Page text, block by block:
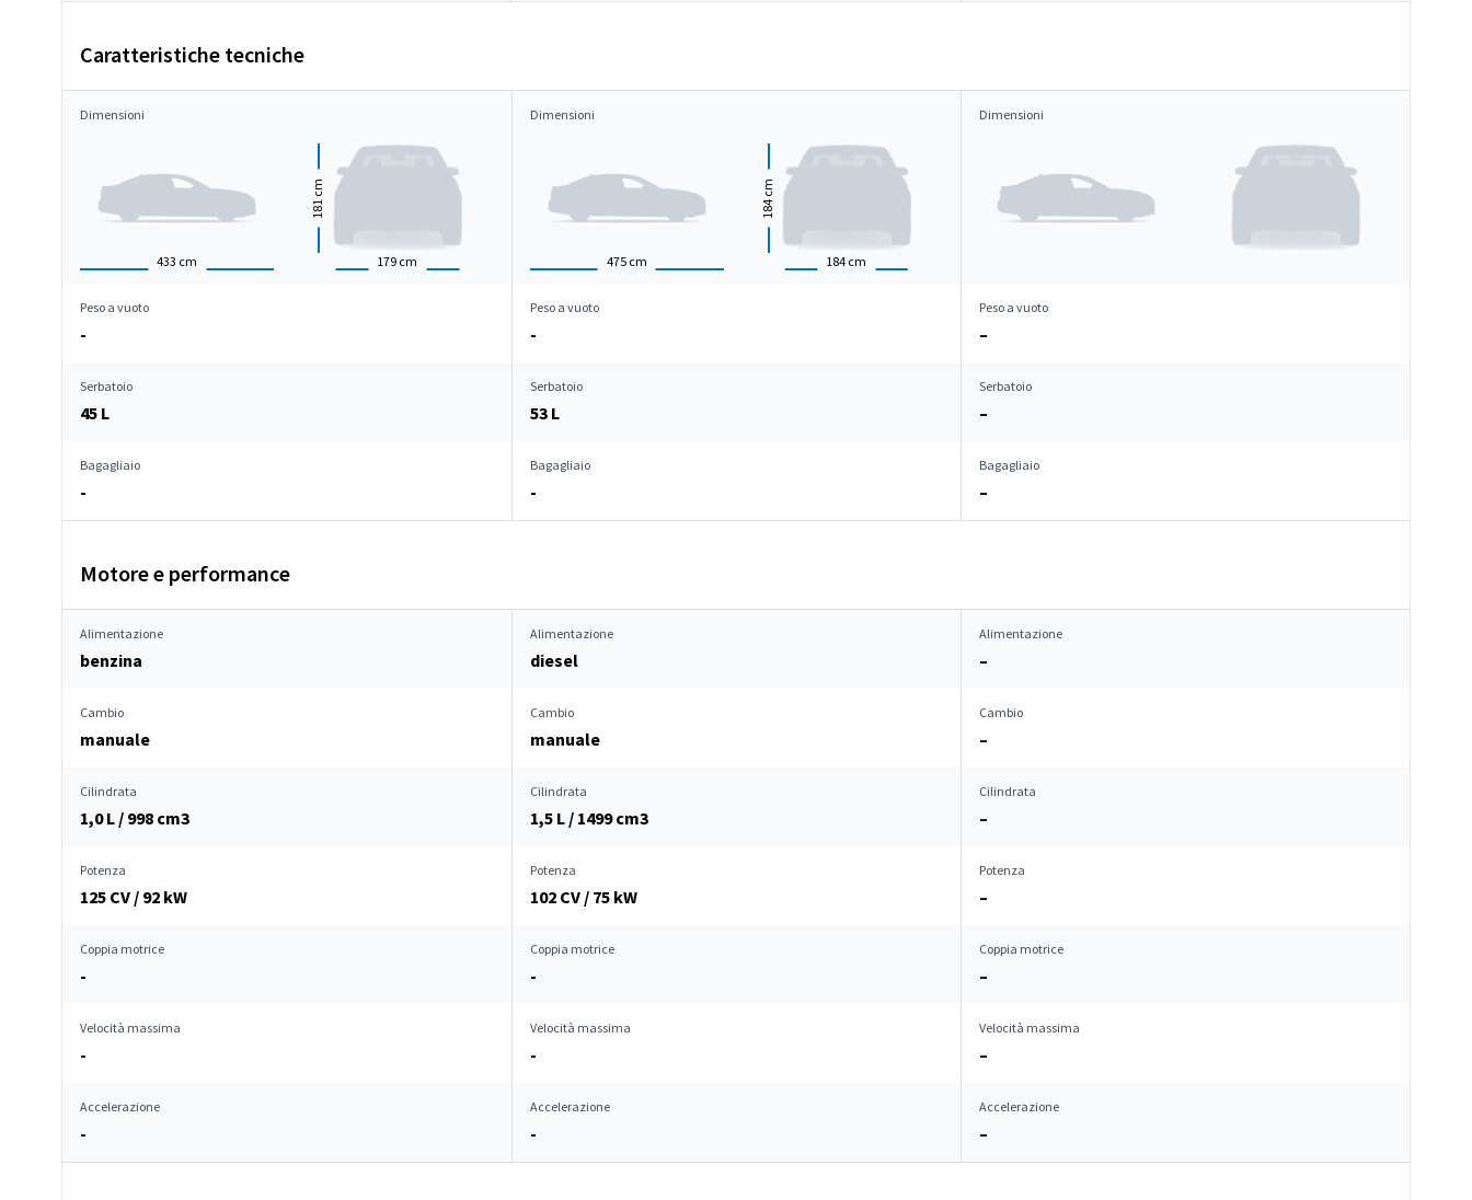
Caratteristiche tecniche
Dimensioni
433 cm 179 cm
181
cm
Dimensioni
475 cm 184 cm
184
cm
Dimensioni
Peso a vuoto
-
Peso a vuoto
-
Peso a vuoto
–
Serbatoio
45 L
Serbatoio
53 L
Serbatoio
–
Bagagliaio
-
Bagagliaio
-
Bagagliaio
–
Motore e performance
Alimentazione
benzina
Alimentazione
diesel
Alimentazione
–
Cambio
manuale
Cambio
manuale
Cambio
–
Cilindrata
1,0 L / 998 cm3
Cilindrata
1,5 L / 1499 cm3
Cilindrata
–
Potenza
125 CV / 92 kW
Potenza
102 CV / 75 kW
Potenza
–
Coppia motrice
-
Coppia motrice
-
Coppia motrice
–
Velocità massima
-
Velocità massima
-
Velocità massima
–
Accelerazione
-
Accelerazione
-
Accelerazione
–